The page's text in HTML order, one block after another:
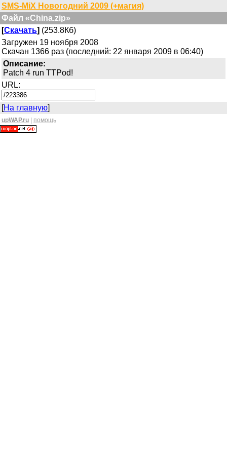
SMS-MiX Новогодний 2009 (+магия)
Файл «China.zip»
[Скачать] (253.8Кб)
Загружен 19 ноября 2008
Скачан 1366 раз (последний: 22 января 2009 в 06:40)
Описание:
Patch 4 run TTPod!
URL:
[На главную]
upWAP.ru помощь